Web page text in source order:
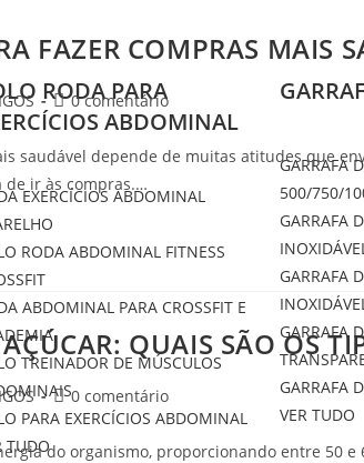
RODA PARA
ABDOMINAL
EXERCÍCIOS ABDOMINAL
RODA ABDOMINAL FITNESS
ABDOMINAL PARA CROSSFIT E
TREINADOR DE MÚSCULOS
PARA EXERCÍCIOS ABDOMINAL
TUDO
GARRAFA
500/750/
GARRAFA
GARRAFA
GARRAFA
GARRAFA
VER TUDO
FAZER COMPRAS MAIS
0 comentário
saudável depende de muitas atitudes que
de ir às compras.…
QUAIS SÃO OS
0 comentário
do organismo, proporcionando entre 50 e